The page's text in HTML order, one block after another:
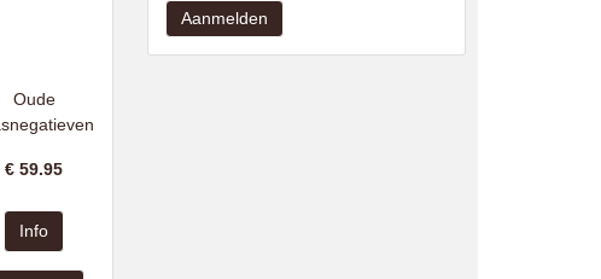
Oude
€59.95